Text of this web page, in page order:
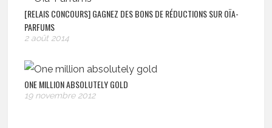
[RELAIS CONCOURS] GAGNEZ DES BONS DE RÉDUCTIONS SUR OÏA-
PARFUMS
2 août 2014
ONE MILLION ABSOLUTELY GOLD
19 novembre 2012